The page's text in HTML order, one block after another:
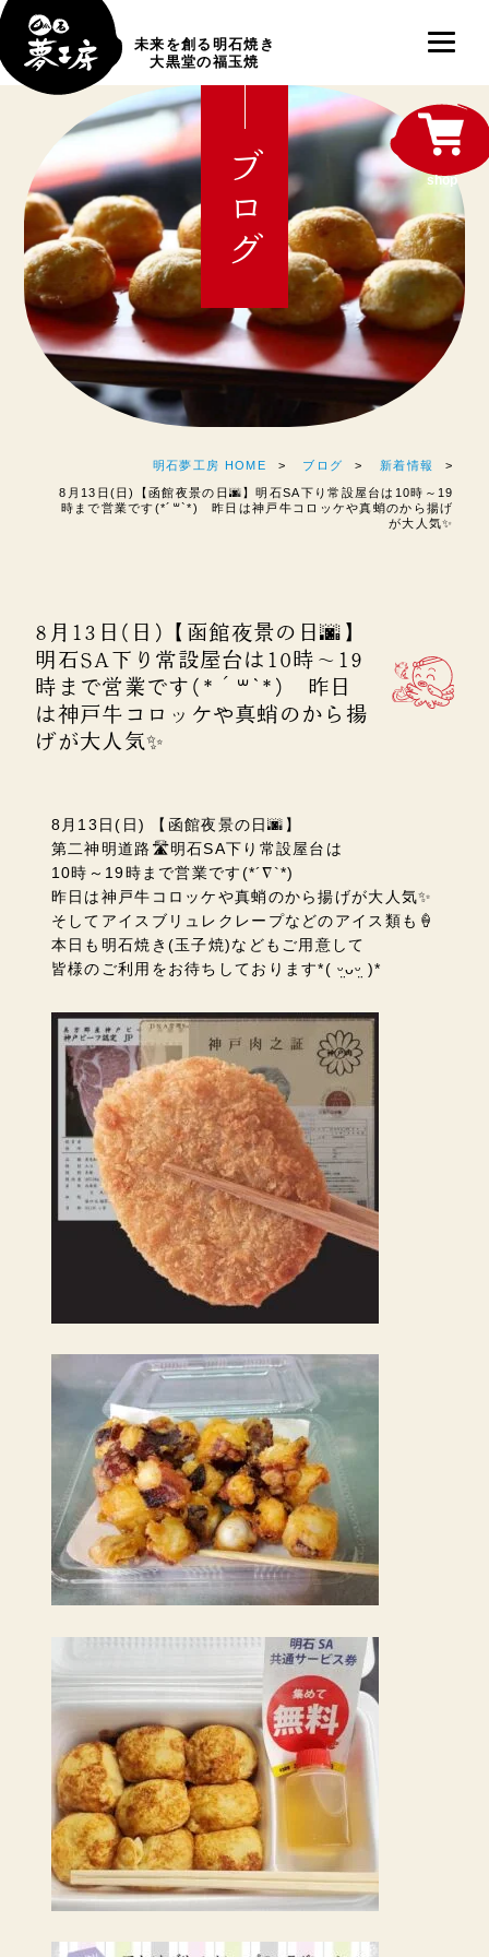
未来を創る明石焼き
大黒堂の福玉焼
ブログ
明石夢工房 HOME ブログ 新着情報
8月13日(日)【函館夜景の日🌆】明石SA下り常設屋台は10時～19
時まで営業です(*´꒳`*) 昨日は神戸牛コロッケや真蛸のから揚げ
が大人気✨
8月13日(日)【函館夜景の日🌆】
明石SA下り常設屋台は10時～19
時まで営業です(*´꒳`*) 昨日
は神戸牛コロッケや真蛸のから揚
げが大人気✨
8月13日(日) 【函館夜景の日🌆】
第二神明道路🛣️明石SA下り常設屋台は
10時～19時まで営業です(*´∇`*)
昨日は神戸牛コロッケや真蛸のから揚げが大人気✨
そしてアイスブリュレクレープなどのアイス類も🍦
本日も明石焼き(玉子焼)などもご用意して
皆様のご利用をお待ちしております*( ᵕ̤ᴗᵕ̤ )*
shop